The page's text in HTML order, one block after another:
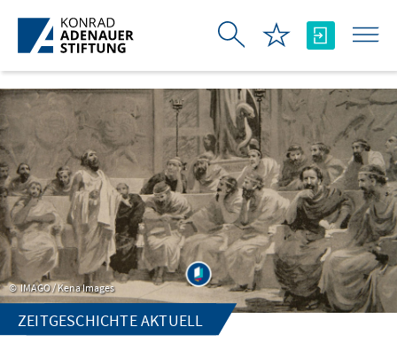
Skip to Main Content
IMAGO / Kena Images
ZEITGESCHICHTE AKTUELL